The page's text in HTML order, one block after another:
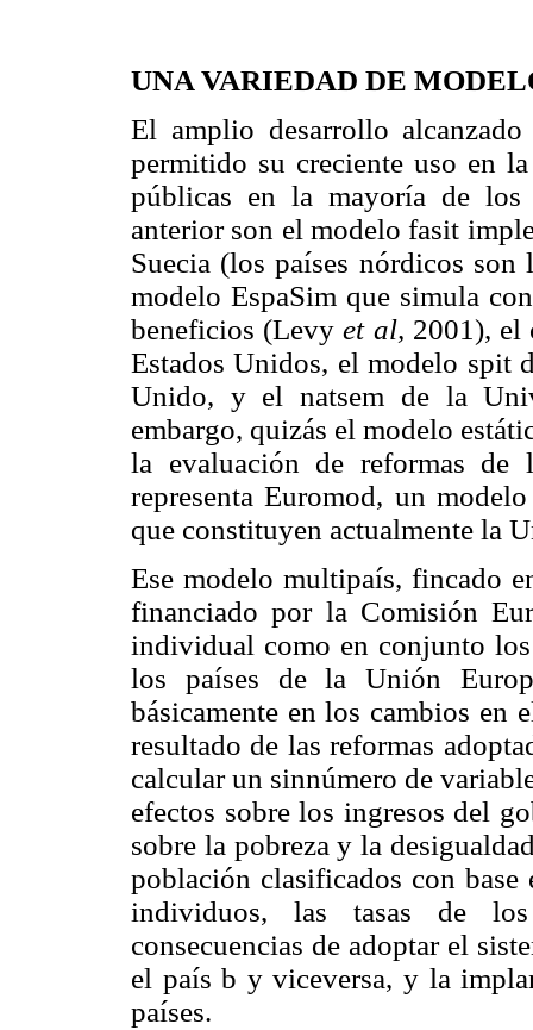
UNA VARIEDAD DE
El amplio desarrollo
permitido su creciente uso en
públicas en la mayoría de los
anterior son el modelo fasit
Suecia (los países nórdicos
modelo EspaSim que simula
beneficios (Levyet al, 2001), el
Estados Unidos, el modelo spit
Unido, y el natsem de la
embargo, quizás el modelo
la evaluación de reformas de
representa Euromod, un
que constituyen actualmente la
Ese modelo multipaís, fincado
financiado por la Comisión
individual como en conjunto
los países de la Unión
básicamente en los cambios en
resultado de las reformas
calcular un sinnúmero de
efectos sobre los ingresos del
sobre la pobreza y la
población clasificados con base
individuos, las tasas de los
consecuencias de adoptar el
el país b y viceversa, y la
países.